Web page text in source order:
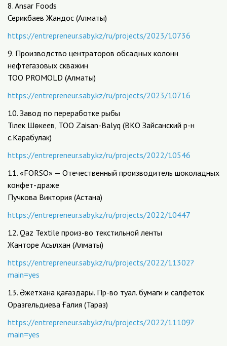
8. Ansar Foods
Серикбаев Жандос (Алматы)
https://entrepreneur.saby.kz/ru/projects/2023/10736
9. Производство центраторов обсадных колонн
нефтегазовых скважин
ТОО PROMOLD (Алматы)
https://entrepreneur.saby.kz/ru/projects/2023/10716
10. Завод по переработке рыбы
Тілек Шөкеев, ТОО Zaisan-Balyq (ВКО Зайсанский р-н
с.Карабулак)
https://entrepreneur.saby.kz/ru/projects/2022/10546
11. «FORSO» — Отечественный производитель шоколадных
конфет-драже
Пучкова Виктория (Астана)
https://entrepreneur.saby.kz/ru/projects/2022/10447
12. Qaz Textile произ-во текстильной ленты
Жанторе Асылхан (Алматы)
https://entrepreneur.saby.kz/ru/projects/2022/11302?
main=yes
13. Әжетхана қағаздары. Пр-во туал. бумаги и салфеток
Оразгельдиева Ғалия (Тараз)
https://entrepreneur.saby.kz/ru/projects/2022/11109?
main=yes